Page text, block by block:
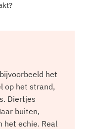
het
op het strand,
Diertjes
buiten,
het echie. Real